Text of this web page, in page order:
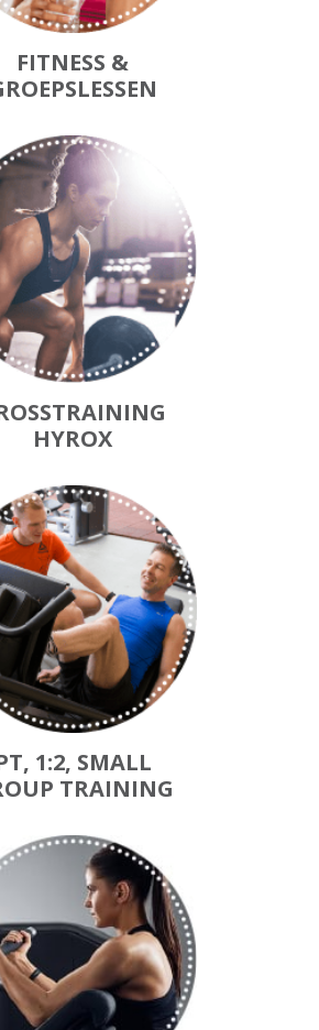
FITNESS &
HYROX
1:2, SMALL
TRAINING